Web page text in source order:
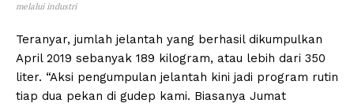
melalui industri
Teranyar, jumlah jelantah yang berhasil dikumpulkan
April 2019 sebanyak 189 kilogram, atau lebih dari 350
liter. “Aksi pengumpulan jelantah kini jadi program rutin
tiap dua pekan di gudep kami. Biasanya Jumat